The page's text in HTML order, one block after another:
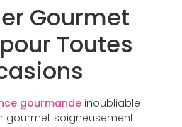
Gourmet
Toutes
gourmande inoubliable
gourmet soigneusement